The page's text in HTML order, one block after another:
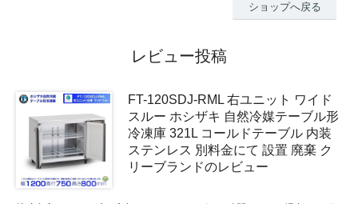
ショップへ戻る
レビュー投稿
FT-120SDJ-RML 右ユニット ワイド
スルー ホシザキ 自然冷媒テーブル形
冷凍庫 321L コールドテーブル 内装
ステンレス 別料金にて 設置 廃棄 ク
リーブランドのレビュー